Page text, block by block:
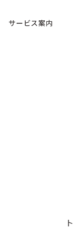
サービス案内